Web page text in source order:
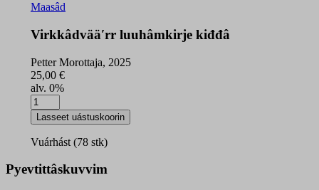
Maasâd
Virkkâdvääʹrr luuhâmkirje kiđđâ
Petter Morottaja, 2025
25,00 €
alv. 0%
Virkkâdvääʹrr
luuhâmkirje
kiđđâ
quantity
Lasseet uástuskoorin
Vuárhást (78 stk)
Pyevtittâskuvvim